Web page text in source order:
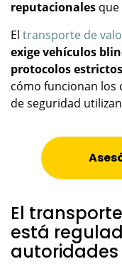
reputacionales
El transporte de
exige vehículos
protocolos estrictos
cómo funcionan los
de seguridad
El
está